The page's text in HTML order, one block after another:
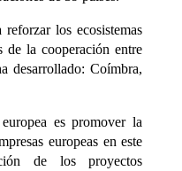
los ecosistemas
de la cooperación entre
desarrollado: Coímbra,
es promover la
europeas en este
de los proyectos